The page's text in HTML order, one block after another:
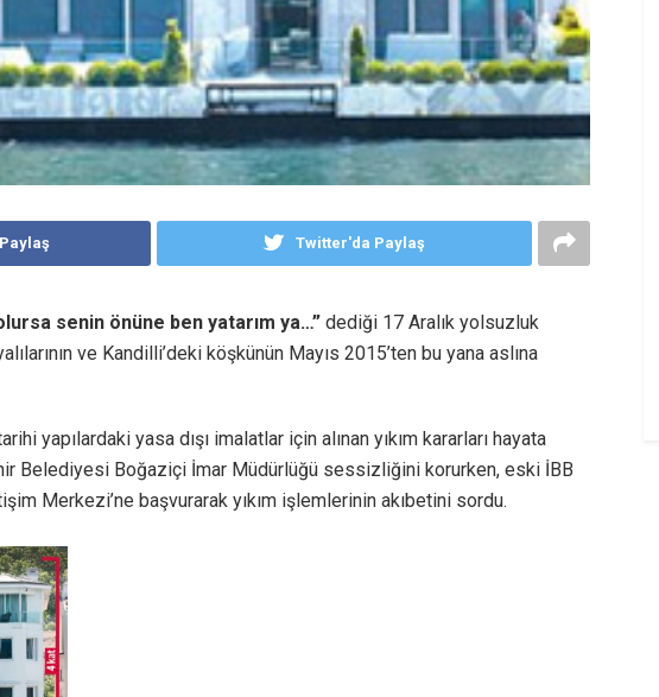
Twitter'da Paylaş
senin önüne ben yatarım ya…” dediği 17 Aralık yolsuzluk
ve Kandilli’deki köşkünün Mayıs 2015’ten bu yana aslına
yapılardaki yasa dışı imalatlar için alınan yıkım kararları hayata
Belediyesi Boğaziçi İmar Müdürlüğü sessizliğini korurken, eski İBB
Merkezi’ne başvurarak yıkım işlemlerinin akıbetini sordu.